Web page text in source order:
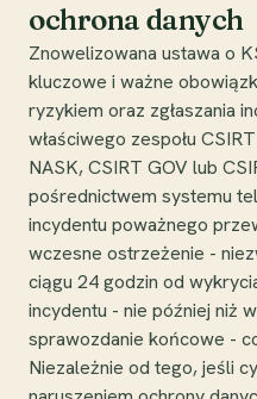
ochrona danych
Znowelizowana ustawa o
kluczowe i ważne
ryzykiem oraz zgłaszania
właściwego zespołu
NASK, CSIRT GOV lub
pośrednictwem systemu
incydentu poważnego
wczesne ostrzeżenie -
ciągu 24 godzin od
incydentu - nie później niż
sprawozdanie końcowe -
Niezależnie od tego, jeśli